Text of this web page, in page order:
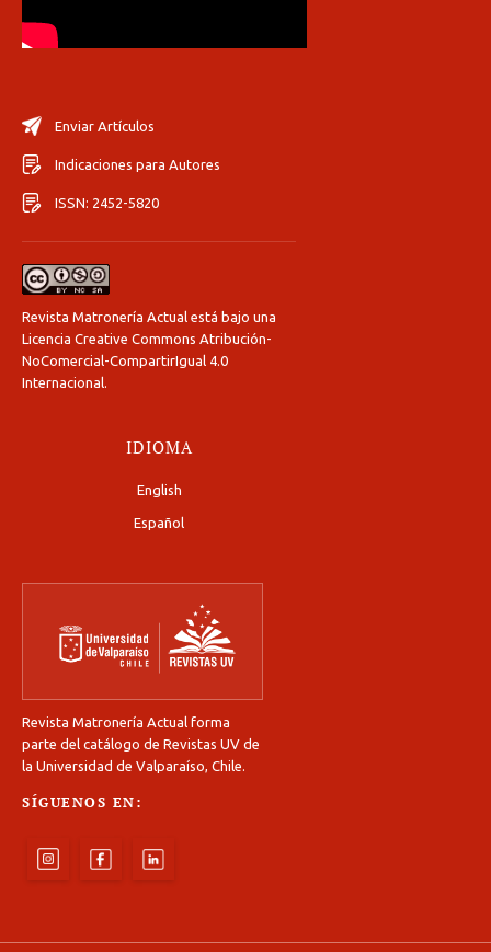
Enviar Artículos
Indicaciones para Autores
ISSN: 2452-5820
Revista Matronería Actual está bajo una
Licencia Creative Commons Atribución-
NoComercial-CompartirIgual 4.0
Internacional.
IDIOMA
English
Español
Revista Matronería Actual forma
parte del catálogo de Revistas UV de
la Universidad de Valparaíso, Chile.
SÍGUENOS EN: